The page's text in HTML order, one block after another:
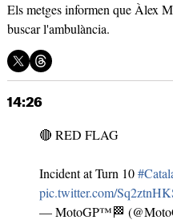
Els metges informen que Àlex
buscar l'ambulància.
14:26
🔴 RED FLAG
Incident at Turn 10
pic.twitter.com/
— MotoGP™🏁